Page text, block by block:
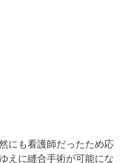
にも看護師だったため応
えに縫合手術が可能にな